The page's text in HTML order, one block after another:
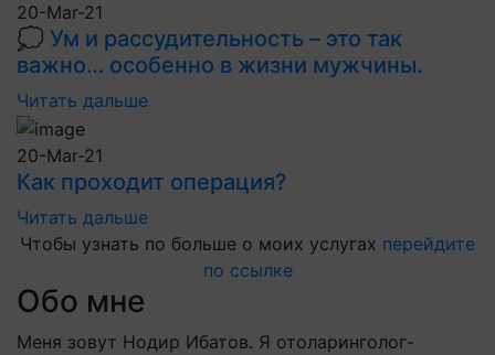
20-Mar-21
💭 Ум и рассудительность – это так
важно… особенно в жизни мужчины.
Читать дальше
20-Mar-21
Как проходит операция?
Читать дальше
Чтобы узнать по больше о моих услугах перейдите
по ссылке
Обо мне
Меня зовут Нодир Ибатов. Я отоларинголог-